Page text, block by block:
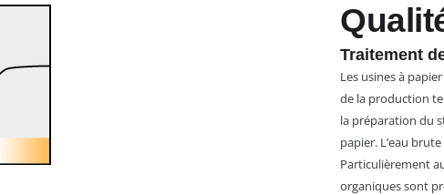
Traitement
Les usines à
de la production
la préparation du
papier. L’eau
Particulièrement
organiques sont